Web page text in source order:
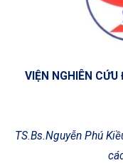
VIỆN NGHIÊN
TS.Bs.Nguyễn Phú